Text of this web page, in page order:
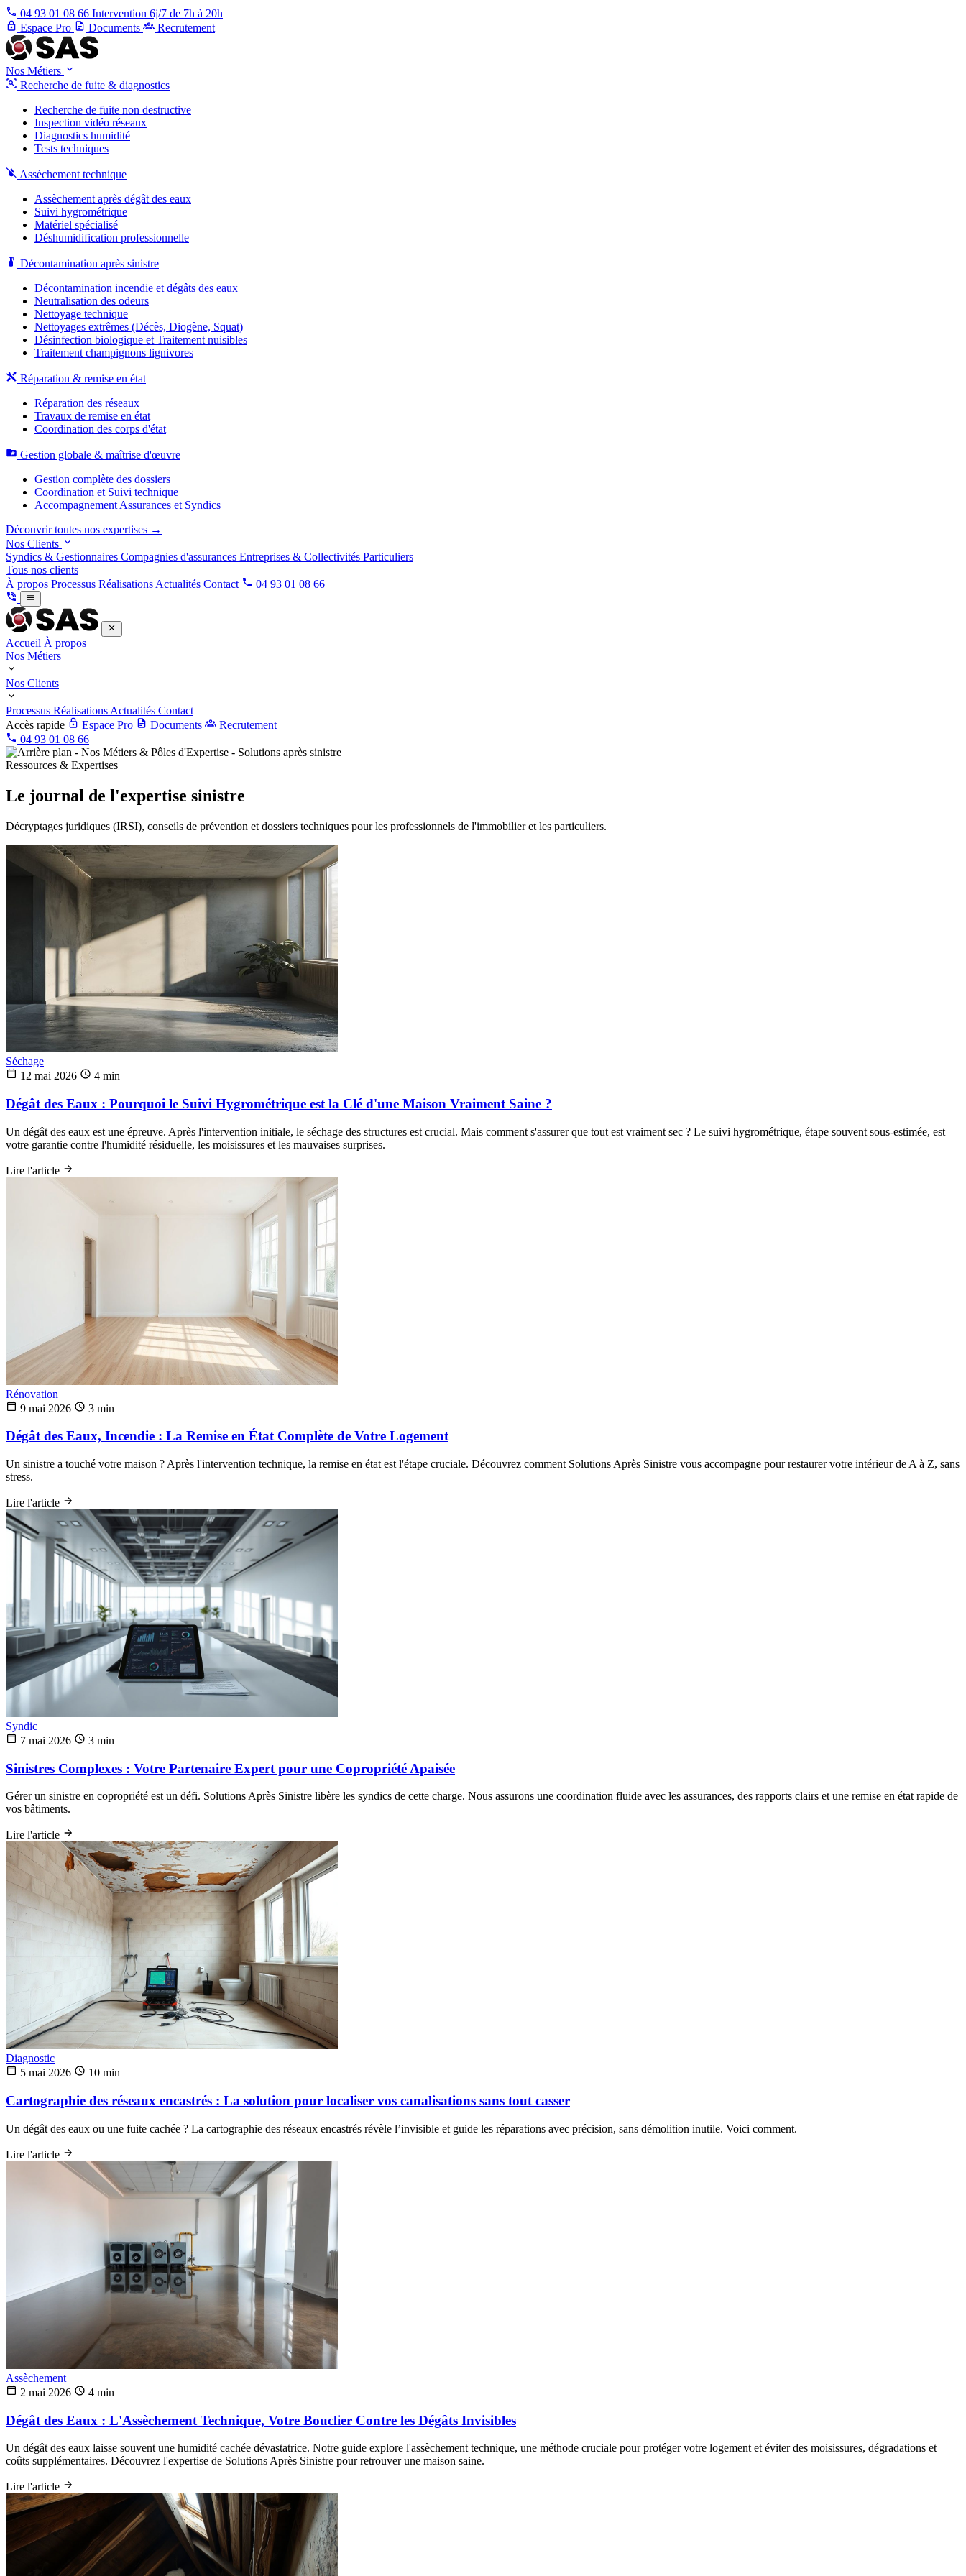
04 93 01 08 66 Intervention 6j/7 de 7h à 20h
Espace Pro
Documents Recrutement
Nos Métiers
Recherche de fuite & diagnostics
Recherche de fuite non destructive
Inspection vidéo réseaux
Diagnostics humidité
Tests techniques
Assèchement technique
Assèchement après dégât des eaux
Suivi hygrométrique
Matériel spécialisé
Déshumidification professionnelle
Décontamination après sinistre
Décontamination incendie et dégâts des eaux
Neutralisation des odeurs
Nettoyage technique
Nettoyages extrêmes (Décès, Diogène, Squat)
Désinfection biologique et Traitement nuisibles
Traitement champignons lignivores
Réparation & remise en état
Réparation des réseaux
Travaux de remise en état
Coordination des corps d'état
Gestion globale & maîtrise d'œuvre
Gestion complète des dossiers
Coordination et Suivi technique
Accompagnement Assurances et Syndics
Découvrir toutes nos expertises →
Nos Clients
Syndics & Gestionnaires Compagnies d'assurances Entreprises & Collectivités Particuliers
Tous nos clients
À propos Processus Réalisations Actualités Contact 04 93 01 08 66
Accueil À propos
Nos Métiers
Nos Clients
Processus Réalisations Actualités Contact
Accès rapide
Espace Pro Documents
Recrutement
04 93 01 08 66
Ressources & Expertises
Le journal de l'expertise sinistre
Décryptages juridiques (IRSI), conseils de prévention et dossiers techniques pour les professionnels de l'immobilier et les particuliers.
Séchage
12 mai 2026
4 min
Dégât des Eaux : Pourquoi le Suivi Hygrométrique est la Clé d'une Maison Vraiment Saine ?
Un dégât des eaux est une épreuve. Après l'intervention initiale, le séchage des structures est crucial. Mais comment s'assurer que tout est vraiment sec ? Le suivi hygrométrique, étape souvent sous-estimée, est
votre garantie contre l'humidité résiduelle, les moisissures et les mauvaises surprises.
Lire l'article
Rénovation
9 mai 2026
3 min
Dégât des Eaux, Incendie : La Remise en État Complète de Votre Logement
Un sinistre a touché votre maison ? Après l'intervention technique, la remise en état est l'étape cruciale. Découvrez comment Solutions Après Sinistre vous accompagne pour restaurer votre intérieur de A à Z, sans
stress.
Lire l'article
Syndic
7 mai 2026
3 min
Sinistres Complexes : Votre Partenaire Expert pour une Copropriété Apaisée
Gérer un sinistre en copropriété est un défi. Solutions Après Sinistre libère les syndics de cette charge. Nous assurons une coordination fluide avec les assurances, des rapports clairs et une remise en état rapide de
vos bâtiments.
Lire l'article
Diagnostic
5 mai 2026
10 min
Cartographie des réseaux encastrés : La solution pour localiser vos canalisations sans tout casser
Un dégât des eaux ou une fuite cachée ? La cartographie des réseaux encastrés révèle l’invisible et guide les réparations avec précision, sans démolition inutile. Voici comment.
Lire l'article
Assèchement
2 mai 2026
4 min
Dégât des Eaux : L'Assèchement Technique, Votre Bouclier Contre les Dégâts Invisibles
Un dégât des eaux laisse souvent une humidité cachée dévastatrice. Notre guide explore l'assèchement technique, une méthode cruciale pour protéger votre logement et éviter des moisissures, dégradations et
coûts supplémentaires. Découvrez l'expertise de Solutions Après Sinistre pour retrouver une maison saine.
Lire l'article